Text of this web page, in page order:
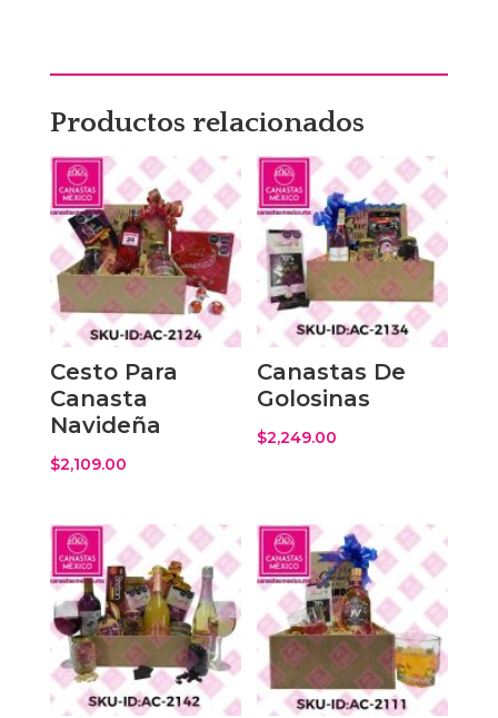
Productos relacionados
Cesto Para
Canasta
Navideña
$2,109.00
Canastas De
Golosinas
$2,249.00